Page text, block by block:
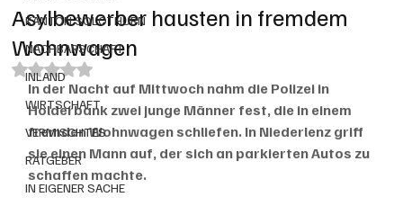
KANTON SOLOTHURN
NACHBARSCHAFT
INLAND
WIRTSCHAFT
VERMISCHTES
RATGEBER
IN EIGENER SACHE
Asylbewerber hausten in fremdem
Wohnwagen
Mit NaN von 5 Sternen bewertet.
In der Nacht auf Mittwoch nahm die Polizei in
Holderbank zwei junge Männer fest, die in einem
fremden Wohnwagen schliefen. In Niederlenz griff
sie einen Mann auf, der sich an parkierten Autos zu
schaffen machte.